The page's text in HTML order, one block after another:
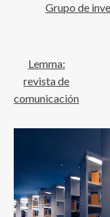
Grupo de
Lemma:
revista de
comunicación